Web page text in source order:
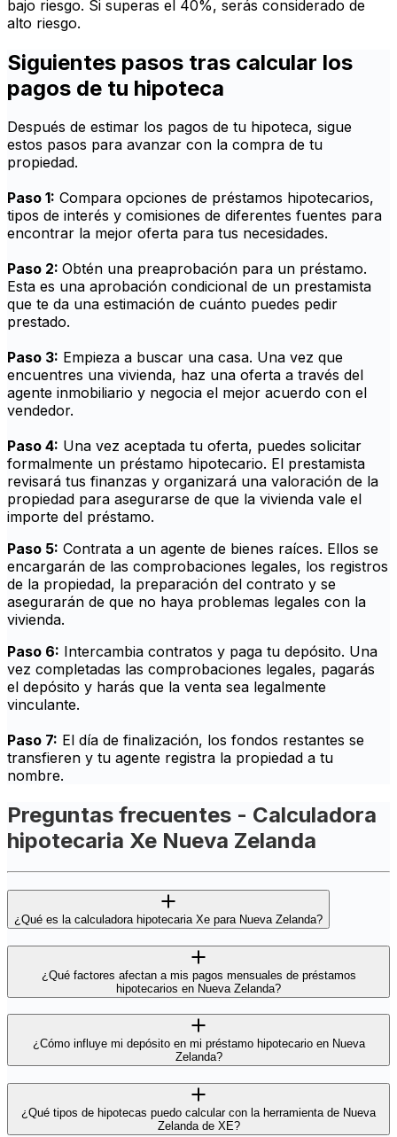
bajo riesgo. Si superas el 40%, serás considerado de
alto riesgo.
Siguientes pasos tras calcular los
pagos de tu hipoteca
Después de estimar los pagos de tu hipoteca, sigue
estos pasos para avanzar con la compra de tu
propiedad.
Paso 1: Compara opciones de préstamos hipotecarios,
tipos de interés y comisiones de diferentes fuentes para
encontrar la mejor oferta para tus necesidades.
Paso 2: Obtén una preaprobación para un préstamo.
Esta es una aprobación condicional de un prestamista
que te da una estimación de cuánto puedes pedir
prestado.
Paso 3: Empieza a buscar una casa. Una vez que
encuentres una vivienda, haz una oferta a través del
agente inmobiliario y negocia el mejor acuerdo con el
vendedor.
Paso 4: Una vez aceptada tu oferta, puedes solicitar
formalmente un préstamo hipotecario. El prestamista
revisará tus finanzas y organizará una valoración de la
propiedad para asegurarse de que la vivienda vale el
importe del préstamo.
Paso 5: Contrata a un agente de bienes raíces. Ellos se
encargarán de las comprobaciones legales, los registros
de la propiedad, la preparación del contrato y se
asegurarán de que no haya problemas legales con la
vivienda.
Paso 6: Intercambia contratos y paga tu depósito. Una
vez completadas las comprobaciones legales, pagarás
el depósito y harás que la venta sea legalmente
vinculante.
Paso 7: El día de finalización, los fondos restantes se
transfieren y tu agente registra la propiedad a tu
nombre.
Preguntas frecuentes - Calculadora
hipotecaria Xe Nueva Zelanda
¿Qué es la calculadora hipotecaria Xe para Nueva Zelanda?
¿Qué factores afectan a mis pagos mensuales de préstamos
hipotecarios en Nueva Zelanda?
¿Cómo influye mi depósito en mi préstamo hipotecario en Nueva
Zelanda?
¿Qué tipos de hipotecas puedo calcular con la herramienta de Nueva
Zelanda de XE?